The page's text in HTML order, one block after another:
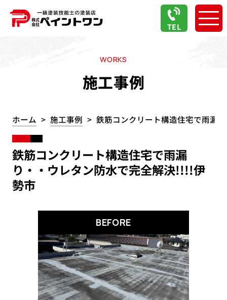
TEL
WORKS
施工事例
ホーム 施工事例 鉄筋コンクリート構造住宅で雨漏
鉄筋コンクリート構造住宅で雨漏
り・・ウレタン防水で完全解決!!!!伊
勢市
BEFORE